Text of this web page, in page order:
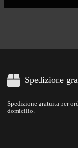
Spedizione
Spedizione gratuita per
domicilio.